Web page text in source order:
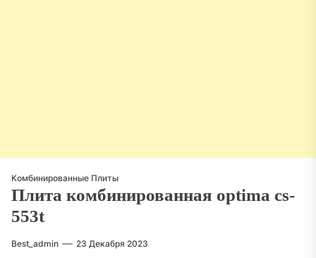
Комбинированные Плиты
Плита комбинированная optima cs-
553t
Best_admin 23 Декабря 2023